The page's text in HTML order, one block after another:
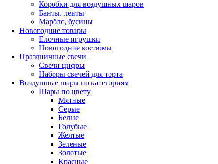
Коробки для воздушных шаров
Банты, ленты
Марблс, бусины
Новогодние товары
Елочные игрушки
Новогодние костюмы
Праздничные свечи
Свечи цифры
Наборы свечей для торта
Воздушные шары по категориям
Шары по цвету
Мятные
Серые
Белые
Голубые
Желтые
Зеленые
Золотые
Красные